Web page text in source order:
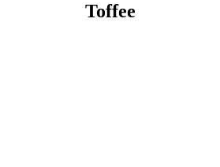
Toffee